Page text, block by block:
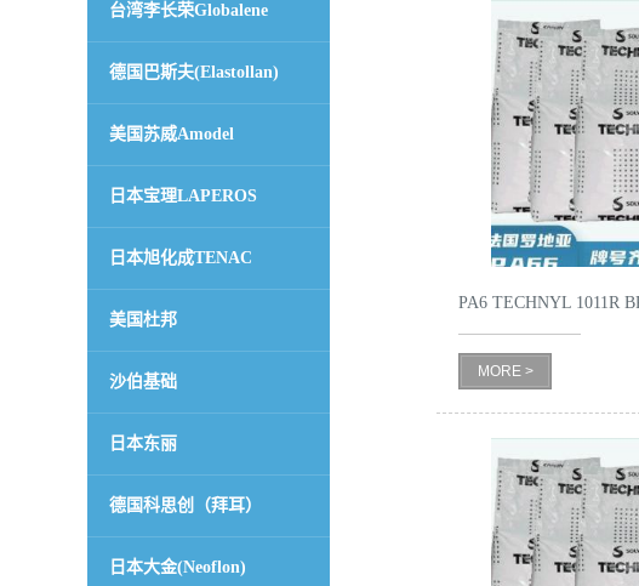
台湾李长荣Globalene
德国巴斯夫(Elastollan)
美国苏威Amodel
日本宝理LAPEROS
日本旭化成TENAC
美国杜邦
沙伯基础
日本东丽
德国科思创（拜耳）
日本大金(Neoflon)
PA6 TECHNYL 1011R
MORE >